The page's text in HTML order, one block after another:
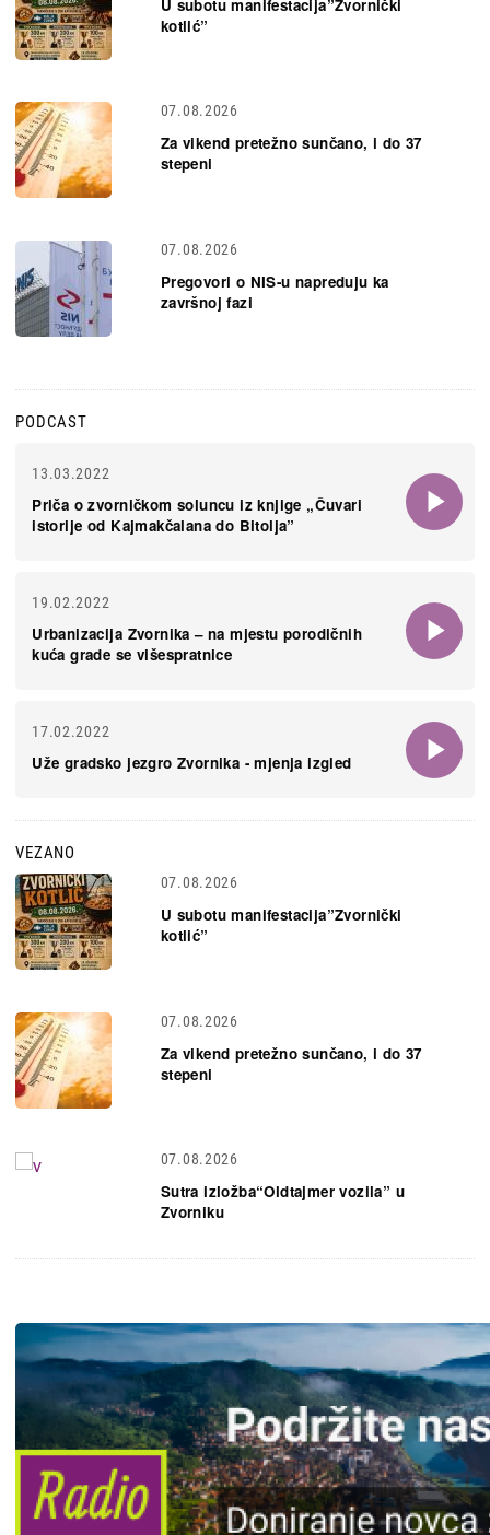
U subotu manifestacija”Zvornički
kotlić”
07.08.2026
Za vikend pretežno sunčano, i do 37
stepeni
07.08.2026
Pregovori o NIS-u napreduju ka
završnoj fazi
PODCAST
13.03.2022
Priča o zvorničkom soluncu iz knjige „Čuvari
istorije od Kajmakčalana do Bitolja”
19.02.2022
Urbanizacija Zvornika – na mjestu porodičnih
kuća grade se višespratnice
17.02.2022
Uže gradsko jezgro Zvornika - mjenja izgled
VEZANO
07.08.2026
U subotu manifestacija”Zvornički
kotlić”
07.08.2026
Za vikend pretežno sunčano, i do 37
stepeni
07.08.2026
Sutra izložba“Oldtajmer vozila” u
Zvorniku
Slika